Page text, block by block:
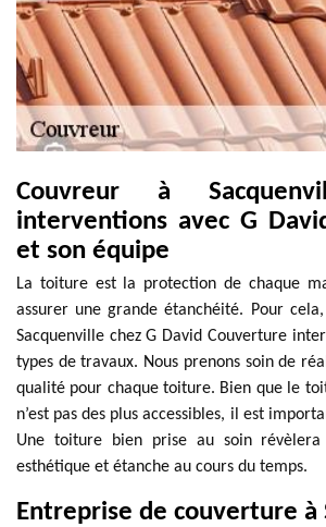
Couvreur à
interventions avec G
et son équipe
La toiture est la protection de chaque
assurer une grande étanchéité. Pour
Sacquenville chez G David Couverture
types de travaux. Nous prenons soin de
qualité pour chaque toiture. Bien que le
n’est pas des plus accessibles, il est
Une toiture bien prise au soin
esthétique et étanche au cours du temps.
Entreprise de couverture à